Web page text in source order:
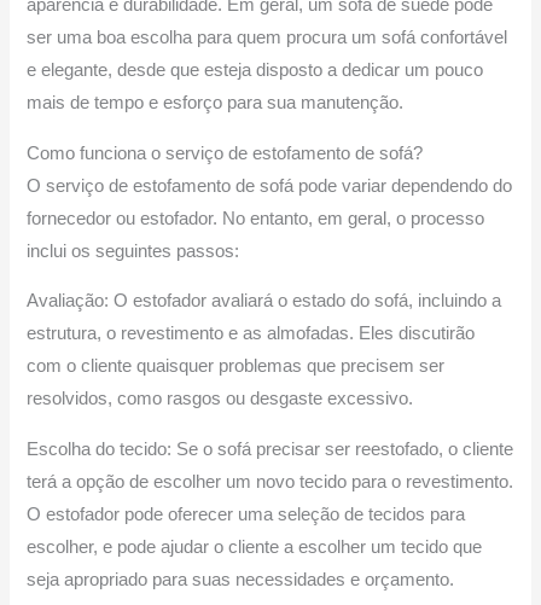
aparência e durabilidade. Em geral, um sofá de suede pode
ser uma boa escolha para quem procura um sofá confortável
e elegante, desde que esteja disposto a dedicar um pouco
mais de tempo e esforço para sua manutenção.
Como funciona o serviço de estofamento de sofá?
O serviço de estofamento de sofá pode variar dependendo do
fornecedor ou estofador. No entanto, em geral, o processo
inclui os seguintes passos:
Avaliação: O estofador avaliará o estado do sofá, incluindo a
estrutura, o revestimento e as almofadas. Eles discutirão
com o cliente quaisquer problemas que precisem ser
resolvidos, como rasgos ou desgaste excessivo.
Escolha do tecido: Se o sofá precisar ser reestofado, o cliente
terá a opção de escolher um novo tecido para o revestimento.
O estofador pode oferecer uma seleção de tecidos para
escolher, e pode ajudar o cliente a escolher um tecido que
seja apropriado para suas necessidades e orçamento.